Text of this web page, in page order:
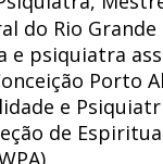
do Rio Grande
psiquiatra
Porto
e
de